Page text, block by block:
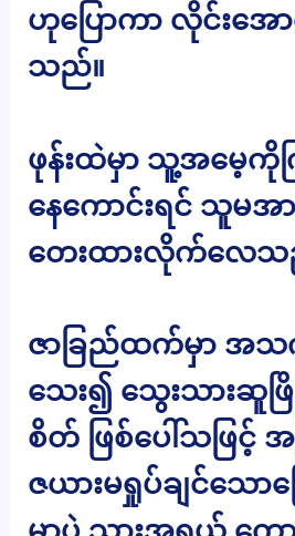
ဟုပြောကာ လိုင်းအ
သည်။
ဖုန်းထဲမှာ သူ့အမေ့ကိုက
နေကောင်းရင် သူမ
တေးထားလိုက်လေသ
ဇာခြည်ထက်မှာ အသ
သေး၍ သွေးသားဆူဖ
စိတ် ဖြစ်ပေါ်သဖြင့်
ဇယားမရှုပ်ချင်သော